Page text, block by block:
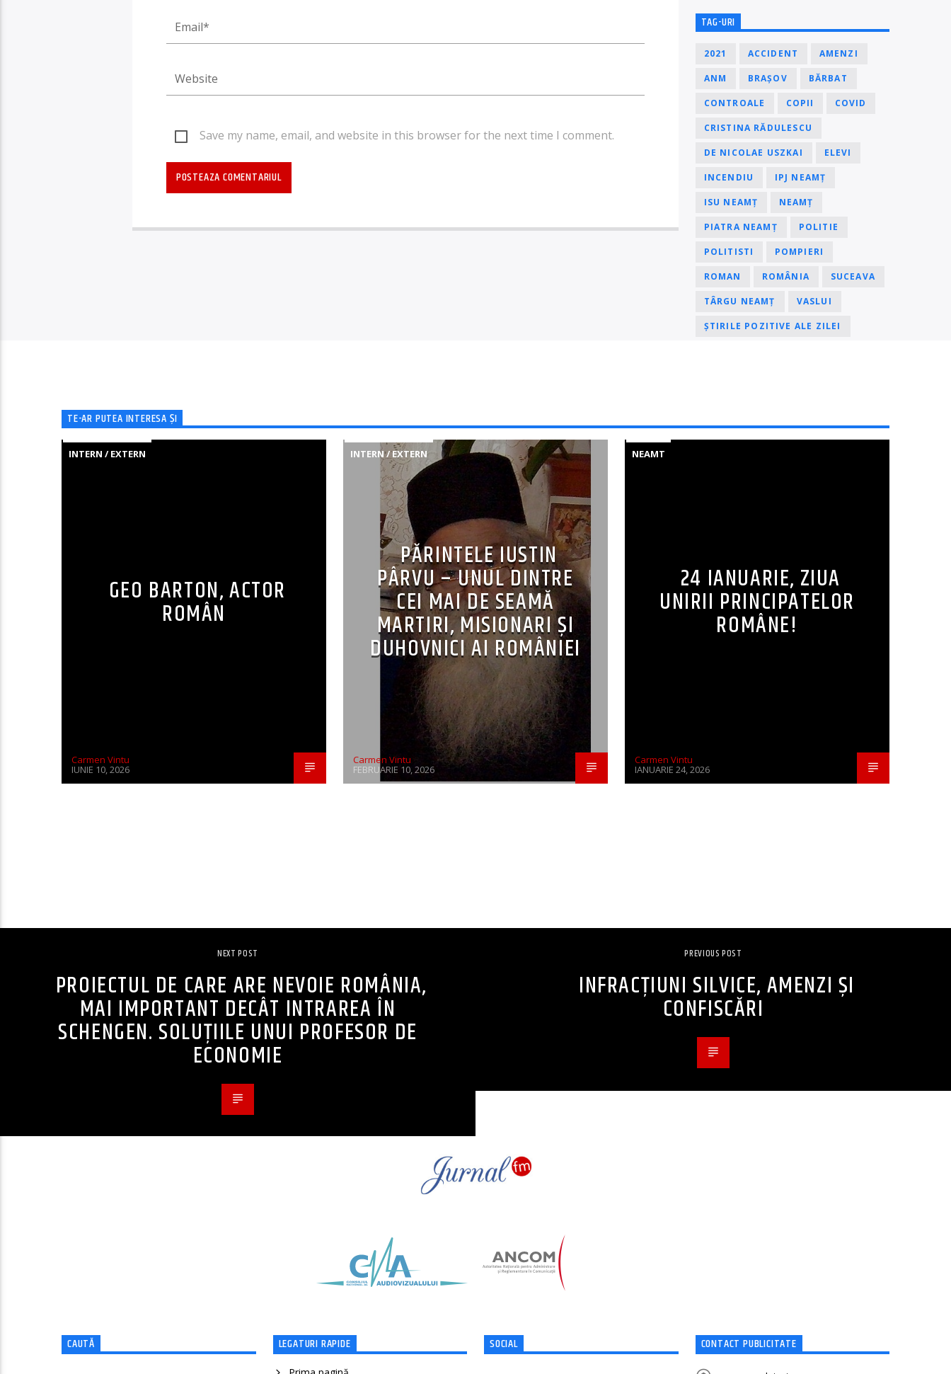
Save my name, email, and website in this browser for the next time I comment.
TAG-URI
2021 ACCIDENT AMENZI
ANM BRAȘOV BĂRBAT
CONTROALE COPII COVID
CRISTINA RĂDULESCU
DE NICOLAE USZKAI ELEVI
INCENDIU IPJ NEAMȚ
ISU NEAMȚ NEAMȚ
PIATRA NEAMȚ POLITIE
POLITISTI POMPIERI
ROMAN ROMÂNIA SUCEAVA
TÂRGU NEAMȚ VASLUI
ȘTIRILE POZITIVE ALE ZILEI
TE-AR PUTEA INTERESA ȘI
INTERN / EXTERN
GEO BARTON, ACTOR
ROMÂN
Carmen Vintu
IUNIE 10, 2026
INTERN / EXTERN
PĂRINTELE IUSTIN
PÂRVU – UNUL DINTRE
CEI MAI DE SEAMĂ
MARTIRI, MISIONARI ŞI
DUHOVNICI AI ROMÂNIEI
Carmen Vintu
FEBRUARIE 10, 2026
NEAMT
24 IANUARIE, ZIUA
UNIRII PRINCIPATELOR
ROMÂNE!
Carmen Vintu
IANUARIE 24, 2026
NEXT POST
PROIECTUL DE CARE ARE NEVOIE ROMÂNIA,
MAI IMPORTANT DECÂT INTRAREA ÎN
SCHENGEN. SOLUȚIILE UNUI PROFESOR DE
ECONOMIE
PREVIOUS POST
INFRACȚIUNI SILVICE, AMENZI ȘI
CONFISCĂRI
CAUTĂ LEGATURI RAPIDE SOCIAL CONTACT PUBLICITATE